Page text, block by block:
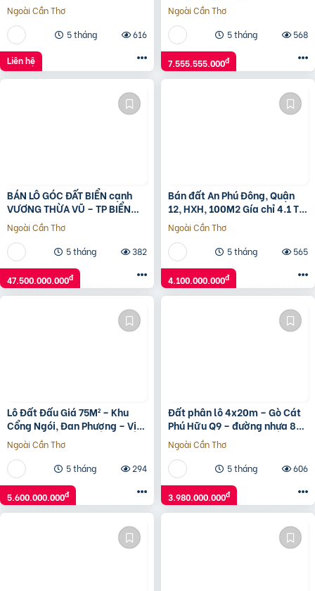
Ngoài Cần Thơ
5 tháng
616
Liên hệ
Ngoài Cần Thơ
5 tháng
568
7.555.555.000đ
BÁN LÔ GÓC ĐẤT BIỂN cạnh
VƯƠNG THỪA VŨ – TP BIỂN
MIAMI CHÂU Á
Ngoài Cần Thơ
5 tháng
382
47.500.000.000đ
Bán đất An Phú Đông, Quận
12, HXH, 100M2 Gía chỉ 4.1 Tỷ
TL
Ngoài Cần Thơ
5 tháng
565
4.100.000.000đ
Lô Đất Đấu Giá 75M² – Khu
Cổng Ngói, Đan Phượng – Vị
Trí Siêu Đẹp, Giá Tốt!
Ngoài Cần Thơ
5 tháng
294
5.600.000.000đ
Đất phân lô 4x20m – Gò Cát
Phú Hữu Q9 – đường nhựa 8m
có vỉa hè – giá 3,98 tỷ
Ngoài Cần Thơ
5 tháng
606
3.980.000.000đ